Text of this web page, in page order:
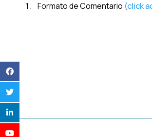
Formato de Comentario (click